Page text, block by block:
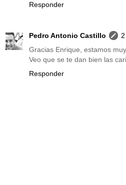
Responder
Pedro Antonio Castillo
Gracias Enrique, estamos
Veo que se te dan bien las
Responder